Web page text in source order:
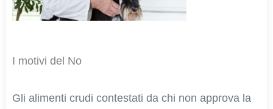
I motivi del No
Gli alimenti crudi contestati da chi non approva la